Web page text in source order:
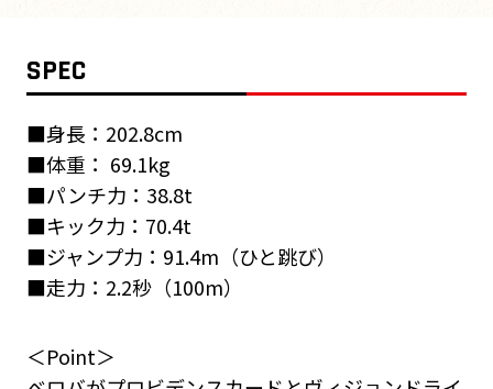
SPEC
■身長：202.8cm
■体重： 69.1kg
■パンチ力：38.8t
■キック力：70.4t
■ジャンプ力：91.4m（ひと跳び）
■走力：2.2秒（100m）
＜Point＞